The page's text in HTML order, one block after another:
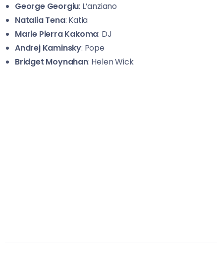
George Georgiu: L’anziano
Natalia Tena: Katia
Marie PierraKakoma: DJ
Andrej Kaminsky: Pope
Bridget Moynahan: Helen Wick